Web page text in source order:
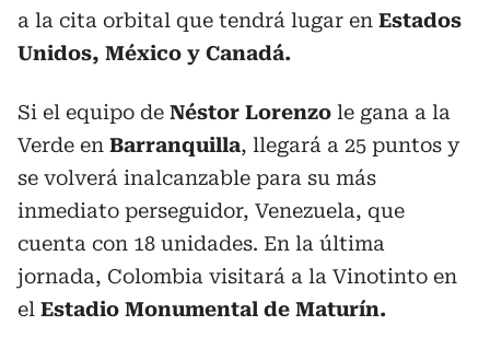
a la cita orbital que tendrá lugar en Estados
Unidos, México y Canadá.
Si el equipo de Néstor Lorenzo le gana a la
Verde en Barranquilla, llegará a 25 puntos y
se volverá inalcanzable para su más
inmediato perseguidor, Venezuela, que
cuenta con 18 unidades. En la última
jornada, Colombia visitará a la Vinotinto en
el Estadio Monumental de Maturín.